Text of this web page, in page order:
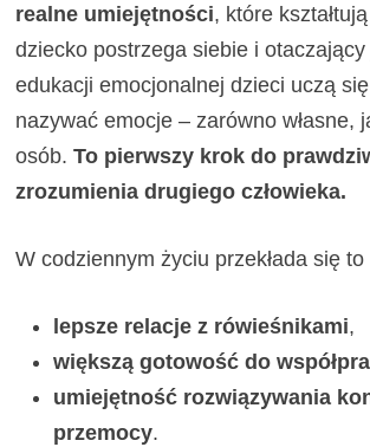
realne umiejętności, które
dziecko postrzega siebie i
edukacji emocjonalnej dzieci uczą
nazywać emocje – zarówno własne,
osób.To pierwszy krok do
zrozumienia drugiego człowieka.
W codziennym życiu przekłada się to
lepsze relacje z rówieśnikami,
większą gotowość do
umiejętność rozwiązywania
przemocy.